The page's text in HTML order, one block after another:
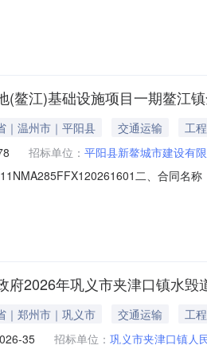
--附属设施--补充说明--权属信息所有
(鳌江)基础设施项目一期鳌江
｜温州市｜平阳县 交通运输
工程
招标单位： 平阳县新鳌城市建设有
二、合同名
鳌江镇吉祥路60号（平阳县鳌江镇人
府2026年巩义市夹津口镇水毁
｜郑州市｜巩义市 交通运输
工程
35 招标单位： 巩义市夹津口镇人